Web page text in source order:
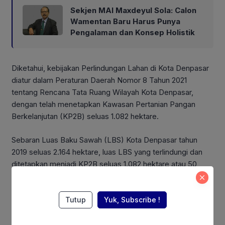
Sekjen MAI Maxdeyul Sola: Calon
Wamentan Baru Harus Punya
Pengalaman dan Konsep Holistik
Diketahui, kebijakan Perlindungan Lahan di Kota Denpasar
diatur dalam Peraturan Daerah Nomor 8 Tahun 2021
tentang Rencana Tata Ruang Wilayah Kota Denpasar,
dengan telah menetapkan Kawasan Pertanian Pangan
Berkelanjutan (KP2B) seluas 1.082 hektare.
Sebaran Luas Baku Sawah (LBS) Kota Denpasar tahun
2019 seluas 2.164 hektare, luas LBS yang terlindungi dan
ditetapkan menjadi KP2B seluas 1.082 hektare atau 50
LBS 2019
seluas 824 hektare (38 persen dari total LBS 2019).
Tutup Yuk, Subscribe !